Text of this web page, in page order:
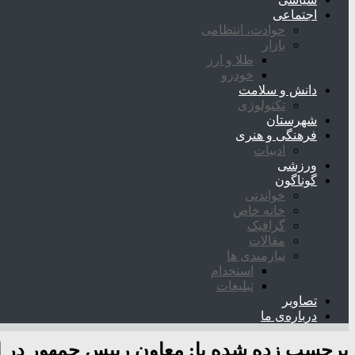
اجتماعی
حوادث، انتظامی
بازار
طلا و ارز
خودرو
دانش و سلامت
تکنولوژی
شهرستان
فرهنگی و هنری
ادبیات
ورزشی
گوناگون
خواندنی
خانه خاص
گرافیک
مقالات
نیازمندی ها
استخدام
تبلیغات
تصاویر
درباره‌ی ما
برچسب زده شده با: معاون رییس جمهور در